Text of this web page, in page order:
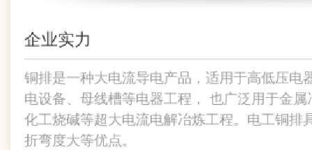
03
制定完整的服务体系，售前、售中、售后
接，节省时间 在线客服；及时响应每位客户
内制定解
企业实力
铜排是一种大电流导电产品，适用于高低压电
电设备、母线槽等电器工程， 也广泛用于金
化工烧碱等超大电流电解冶炼工程。电工铜排
折弯度大等优点。
02
经营范围包括一般项目：有色金属压延加工
用有色金属冶炼；贵金属冶炼； 有色金属铸
备制造；机械电气设备制造有色金属铸造；
03
我公司拥有强大的售前技术咨询实力，竭诚
际应用中的各类问题； 携公司全体员工热忱
公司莅
03
制定完整的服务体系，售前、售中、售后
接，节省时间 在线客服；及时响应每位客户
内制定解
01
铜排是一种大电流导电产品，适用于高低压
电设备、母线槽等电器工程， 也广泛用于金
化工烧碱等超大电流电解冶炼工程。电工铜